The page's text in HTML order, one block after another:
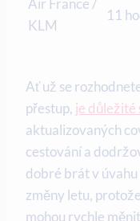
Air France /
KLM
11
Ať už se
přestup, je důležité
aktualizovaných
cestování a
dobré brát v
změny letu,
mohou rychle